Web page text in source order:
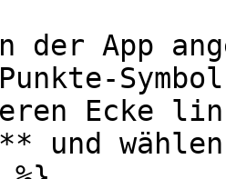
der App
Ecke
und